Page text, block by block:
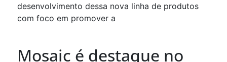
desenvolvimento dessa nova linha de produtos
com foco em promover a
Mosaic é destaque no